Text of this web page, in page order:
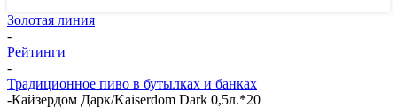
Золотая линия
-
Рейтинги
-
Традиционное пиво в бутылках и банках
-Кайзердом Дарк/Kaiserdom Dark 0,5л.*20